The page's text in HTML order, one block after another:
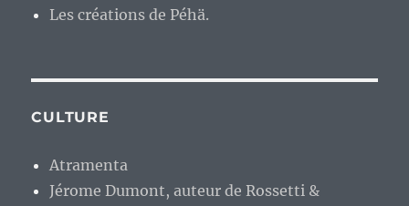
Les créations de Péhä.
CULTURE
Atramenta
Jérome Dumont, auteur de Rossetti &